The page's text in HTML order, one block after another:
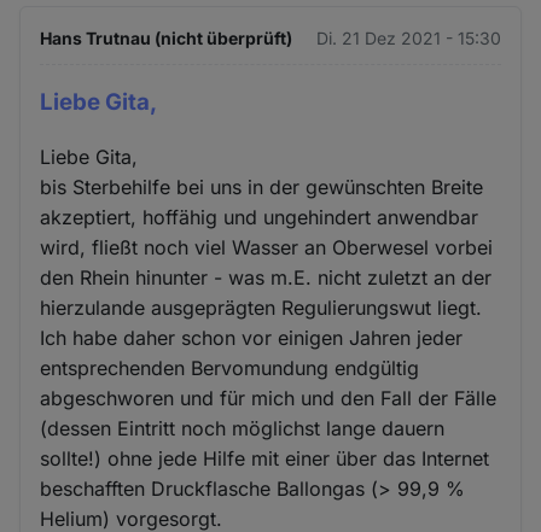
Hans Trutnau (nicht überprüft) Di. 21 Dez 2021 - 15:30
Liebe Gita,
Liebe Gita,
bis Sterbehilfe bei uns in der gewünschten Breite
akzeptiert, hoffähig und ungehindert anwendbar
wird, fließt noch viel Wasser an Oberwesel vorbei
den Rhein hinunter - was m.E. nicht zuletzt an der
hierzulande ausgeprägten Regulierungswut liegt.
Ich habe daher schon vor einigen Jahren jeder
entsprechenden Bervomundung endgültig
abgeschworen und für mich und den Fall der Fälle
(dessen Eintritt noch möglichst lange dauern
sollte!) ohne jede Hilfe mit einer über das Internet
beschafften Druckflasche Ballongas (> 99,9 %
Helium) vorgesorgt.